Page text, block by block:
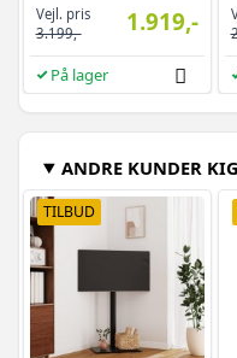
Vejl. pris
3.199,-
1.919,-
På lager
ANDRE KUNDER
TILBUD